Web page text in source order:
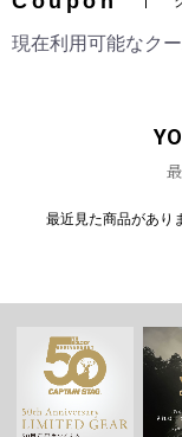
現在利用可能なク
最近見た商品があり